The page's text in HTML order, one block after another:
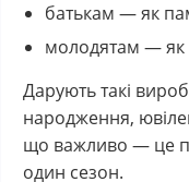
батькам — як
молодятам — як
Дарують такі
народження,
що важливо — це
один сезон.